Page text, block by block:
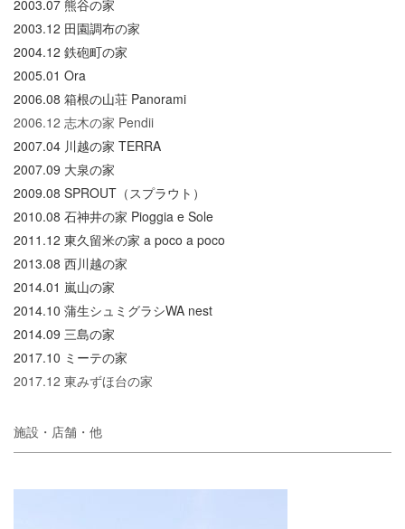
2003.07 熊谷の家
2003.12 田園調布の家
2004.12 鉄砲町の家
2005.01 Ora
2006.08 箱根の山荘 Panorami
2006.12 志木の家 Pendii
2007.04 川越の家 TERRA
2007.09 大泉の家
2009.08 SPROUT（スプラウト）
2010.08 石神井の家 Pioggia e Sole
2011.12 東久留米の家 a poco a poco
2013.08 西川越の家
2014.01 嵐山の家
2014.10 蒲生シュミグラシWA nest
2014.09 三島の家
2017.10 ミーテの家
2017.12 東みずほ台の家
施設・店舗・他